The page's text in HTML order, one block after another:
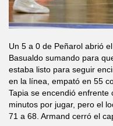
Un 5 a 0 de Peñarol abrió
Basualdo sumando para
estaba listo para seguir
en la línea, empató en 55
Tapia se encendió
minutos por jugar, pero el
71 a 68. Armand cerró el